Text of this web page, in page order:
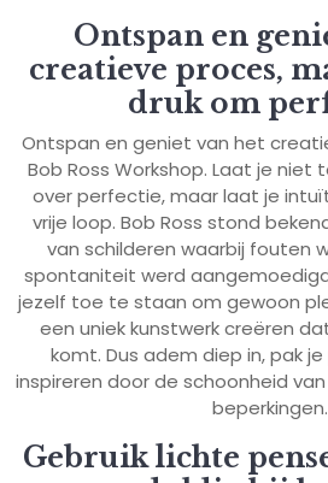
Ontspan en
creatieve proces,
druk om
Ontspan en geniet van het
Bob Ross Workshop. Laat je niet
over perfectie, maar laat je
vrije loop. Bob Ross stond
van schilderen waarbij fouten
spontaniteit werd
jezelf toe te staan om gewoon
een uniek kunstwerk creëren
komt. Dus adem diep in, pak
inspireren door de schoonheid
beperkingen.
Gebruik lichte